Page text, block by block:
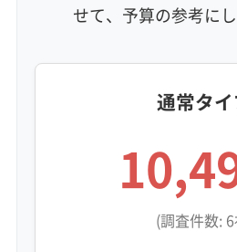
定額料金 複数台割引 初回割引
せて、予算の参考に
通常タ
(調査件数: